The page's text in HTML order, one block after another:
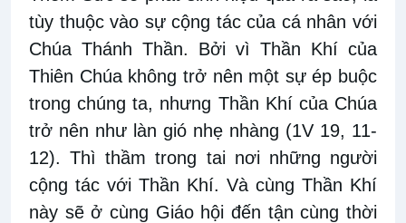
tùy thuộc vào sự cộng tác của cá nhân với
Chúa Thánh Thần. Bởi vì Thần Khí của
Thiên Chúa không trở nên một sự ép buộc
trong chúng ta, nhưng Thần Khí của Chúa
trở nên như làn gió nhẹ nhàng (1V 19, 11-
12). Thì thầm trong tai nơi những người
cộng tác với Thần Khí. Và cùng Thần Khí
này sẽ ở cùng Giáo hội đến tận cùng thời